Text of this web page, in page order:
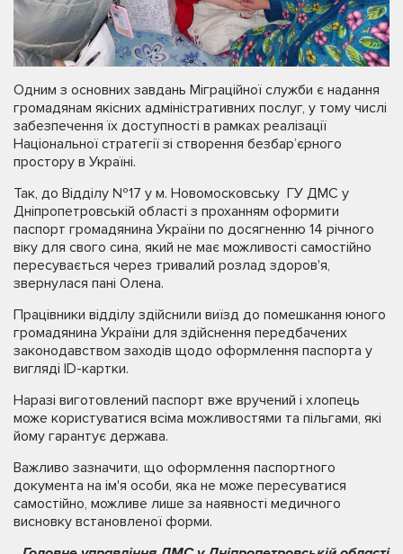
Одним з основних завдань Міграційної служби є надання
громадянам якісних адміністративних послуг, у тому числі
забезпечення їх доступності в рамках реалізації
Національної стратегії зі створення безбар’єрного
простору в Україні.
Так, до Відділу №17 у м. Новомосковську ГУ ДМС у
Дніпропетровській області з проханням оформити
паспорт громадянина України по досягненню 14 річного
віку для свого сина, який не має можливості самостійно
пересувається через тривалий розлад здоров'я,
звернулася пані Олена.
Працівники відділу здійснили виїзд до помешкання юного
громадянина України для здійснення передбачених
законодавством заходів щодо оформлення паспорта у
вигляді ID-картки.
Наразі виготовлений паспорт вже вручений і хлопець
може користуватися всіма можливостями та пільгами, які
йому гарантує держава.
Важливо зазначити, що оформлення паспортного
документа на ім'я особи, яка не може пересуватися
самостійно, можливе лише за наявності медичного
висновку встановленої форми.